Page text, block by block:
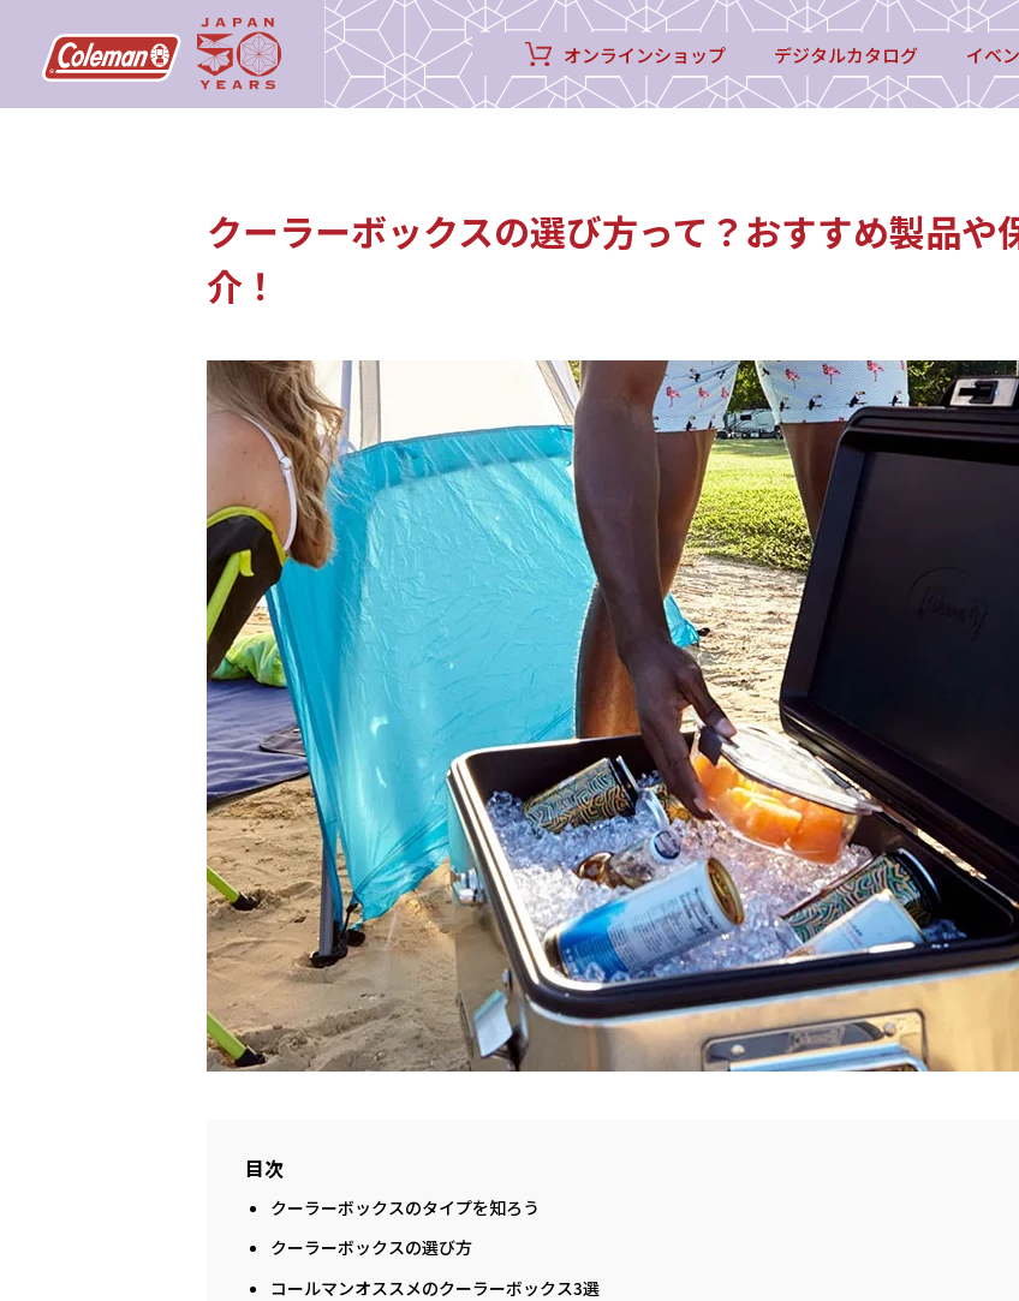
オンラインショップ デジタルカタログ イベ
クーラーボックスの選び方って？おすすめ製品や
介！
目次
クーラーボックスのタイプを知ろう
クーラーボックスの選び方
コールマンオススメのクーラーボックス3選